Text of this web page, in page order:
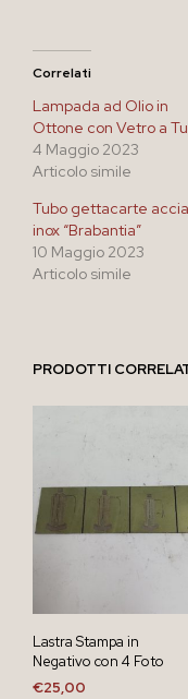
Correlati
Lampada ad Olio in
Ottone con Vetro a
4 Maggio 2023
Articolo simile
Tubo gettacarte
inox “Brabantia”
10 Maggio 2023
Articolo simile
PRODOTTI
Lastra Stampa in
Negativo con 4 Foto
€25,00